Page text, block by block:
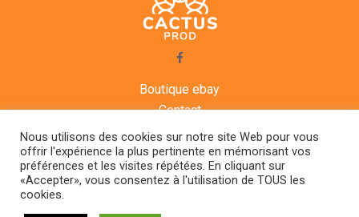
Boutique ebay
Contact
CGV
Mentions légales
Agenda
CACTUS PROD © 2021
Nous utilisons des cookies sur notre site Web pour vous
offrir l'expérience la plus pertinente en mémorisant vos
préférences et les visites répétées. En cliquant sur
«Accepter», vous consentez à l'utilisation de TOUS les
cookies.